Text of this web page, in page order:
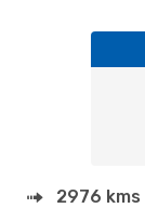
2976 kms